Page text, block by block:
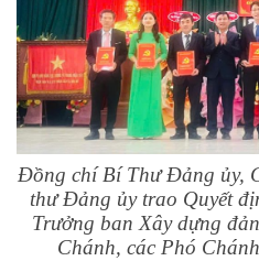
Đồng chí Bí Thư Đảng ủy,
thư Đảng ủy trao Quyết
Trưởng ban Xây dựng
Chánh, các Phó